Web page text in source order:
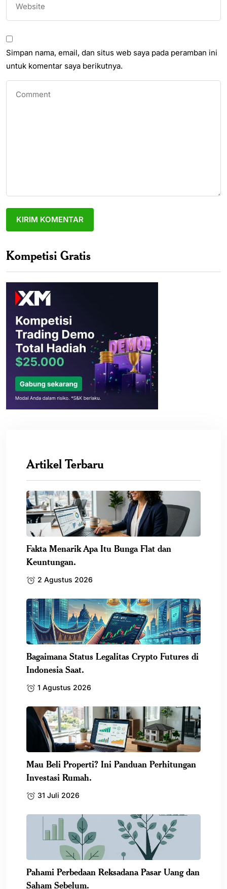
Simpan nama, email, dan situs web saya pada peramban ini
untuk komentar saya berikutnya.
Kompetisi Gratis
Artikel Terbaru
Fakta Menarik Apa Itu Bunga Flat dan
Keuntungan.
2 Agustus 2026
Bagaimana Status Legalitas Crypto Futures di
Indonesia Saat.
1 Agustus 2026
Mau Beli Properti? Ini Panduan Perhitungan
Investasi Rumah.
31 Juli 2026
Pahami Perbedaan Reksadana Pasar Uang dan
Saham Sebelum.